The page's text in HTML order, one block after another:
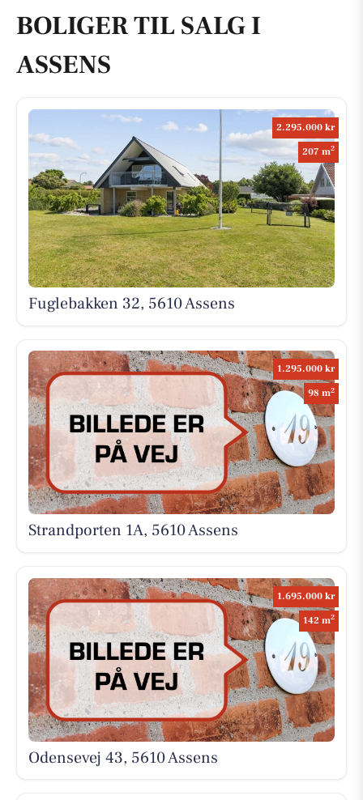
BOLIGER TIL SALG I
ASSENS
2.295.000 kr
207 m2
Fuglebakken 32, 5610 Assens
1.295.000 kr
98 m2
Strandporten 1A, 5610 Assens
1.695.000 kr
142 m2
Odensevej 43, 5610 Assens